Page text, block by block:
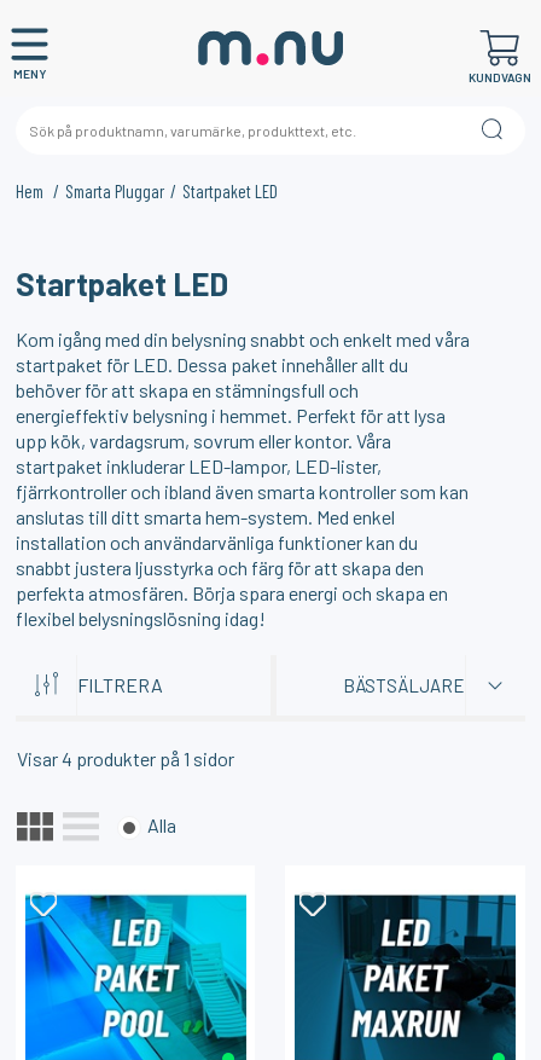
MENY KUNDVAGN
Hem Smarta Pluggar Startpaket LED
DIG?
SONOFF
Smart Strömbrytare med Zigbee 3.0 – (Neutralledare)
1PIXEL
Startpaket LED
Kom igång med din belysning snabbt och enkelt med våra
startpaket för LED. Dessa paket innehåller allt du
behöver för att skapa en stämningsfull och
energieffektiv belysning i hemmet. Perfekt för att lysa
upp kök, vardagsrum, sovrum eller kontor. Våra
startpaket inkluderar LED-lampor, LED-lister,
fjärrkontroller och ibland även smarta kontroller som kan
anslutas till ditt smarta hem-system. Med enkel
installation och användarvänliga funktioner kan du
snabbt justera ljusstyrka och färg för att skapa den
perfekta atmosfären. Börja spara energi och skapa en
flexibel belysningslösning idag!
FILTRERA BÄSTSÄLJARE
Visar4 produkter på1 sidor
Alla